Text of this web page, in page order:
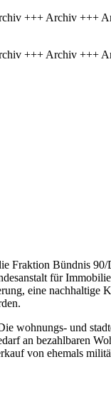
+++ Archiv +++
+++ Archiv +++
Fraktion Bündnis
für
eine
und
an bezahlbaren
von ehemals